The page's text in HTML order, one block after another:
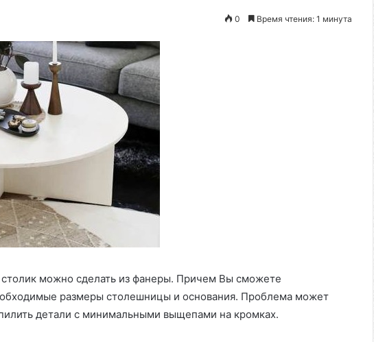
0 Время чтения: 1 минута
можно сделать из фанеры. Причем Вы сможете
размеры столешницы и основания. Проблема может
детали с минимальными выщепами на кромках.